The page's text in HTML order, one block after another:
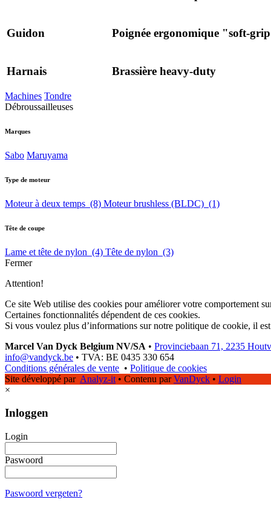
Guidon Poignée ergonomique "soft-
Harnais Brassière heavy-duty
Machines Tondre
Débroussailleuses
Marques
Sabo Maruyama
Type de moteur
Moteur à deux temps (8) Moteur brushless (BLDC) (1)
Tête de coupe
Lame et tête de nylon (4) Tête de nylon (3)
Fermer
Attention!
Ce site Web utilise des cookies pour améliorer votre comportement
Certaines fonctionnalités dépendent de ces cookies.
Si vous voulez plus d’informations sur notre politique de cookie, il
Marcel Van Dyck Belgium NV/SA • Provinciebaan 71, 2235
info@vandyck.be • TVA: BE 0435 330 654
Conditions générales de vente • Politique de cookies
Site développé par Analyz-it • Contenu parVanDyck • Login
×
Inloggen
Login
Paswoord
Paswoord vergeten?